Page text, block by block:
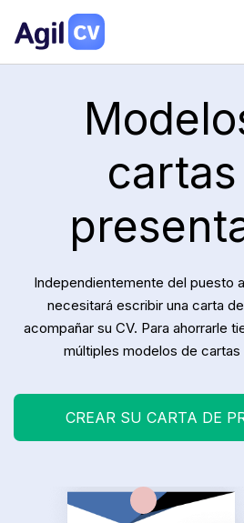
Independientemente del puesto
necesitará escribir una carta
acompañar su CV. Para ahorrarle
múltiples modelos de cartas
CREAR SU CARTA DE